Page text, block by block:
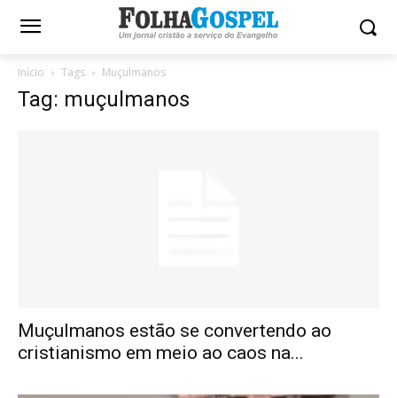
Início Tags Muçulmanos
Tag: muçulmanos
Muçulmanos estão se convertendo ao
cristianismo em meio ao caos na...